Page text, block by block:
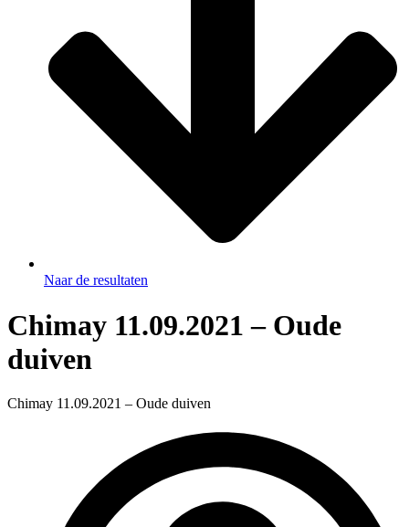
Naar de resultaten
Chimay 11.09.2021 – Oude
duiven
Chimay 11.09.2021 – Oude duiven